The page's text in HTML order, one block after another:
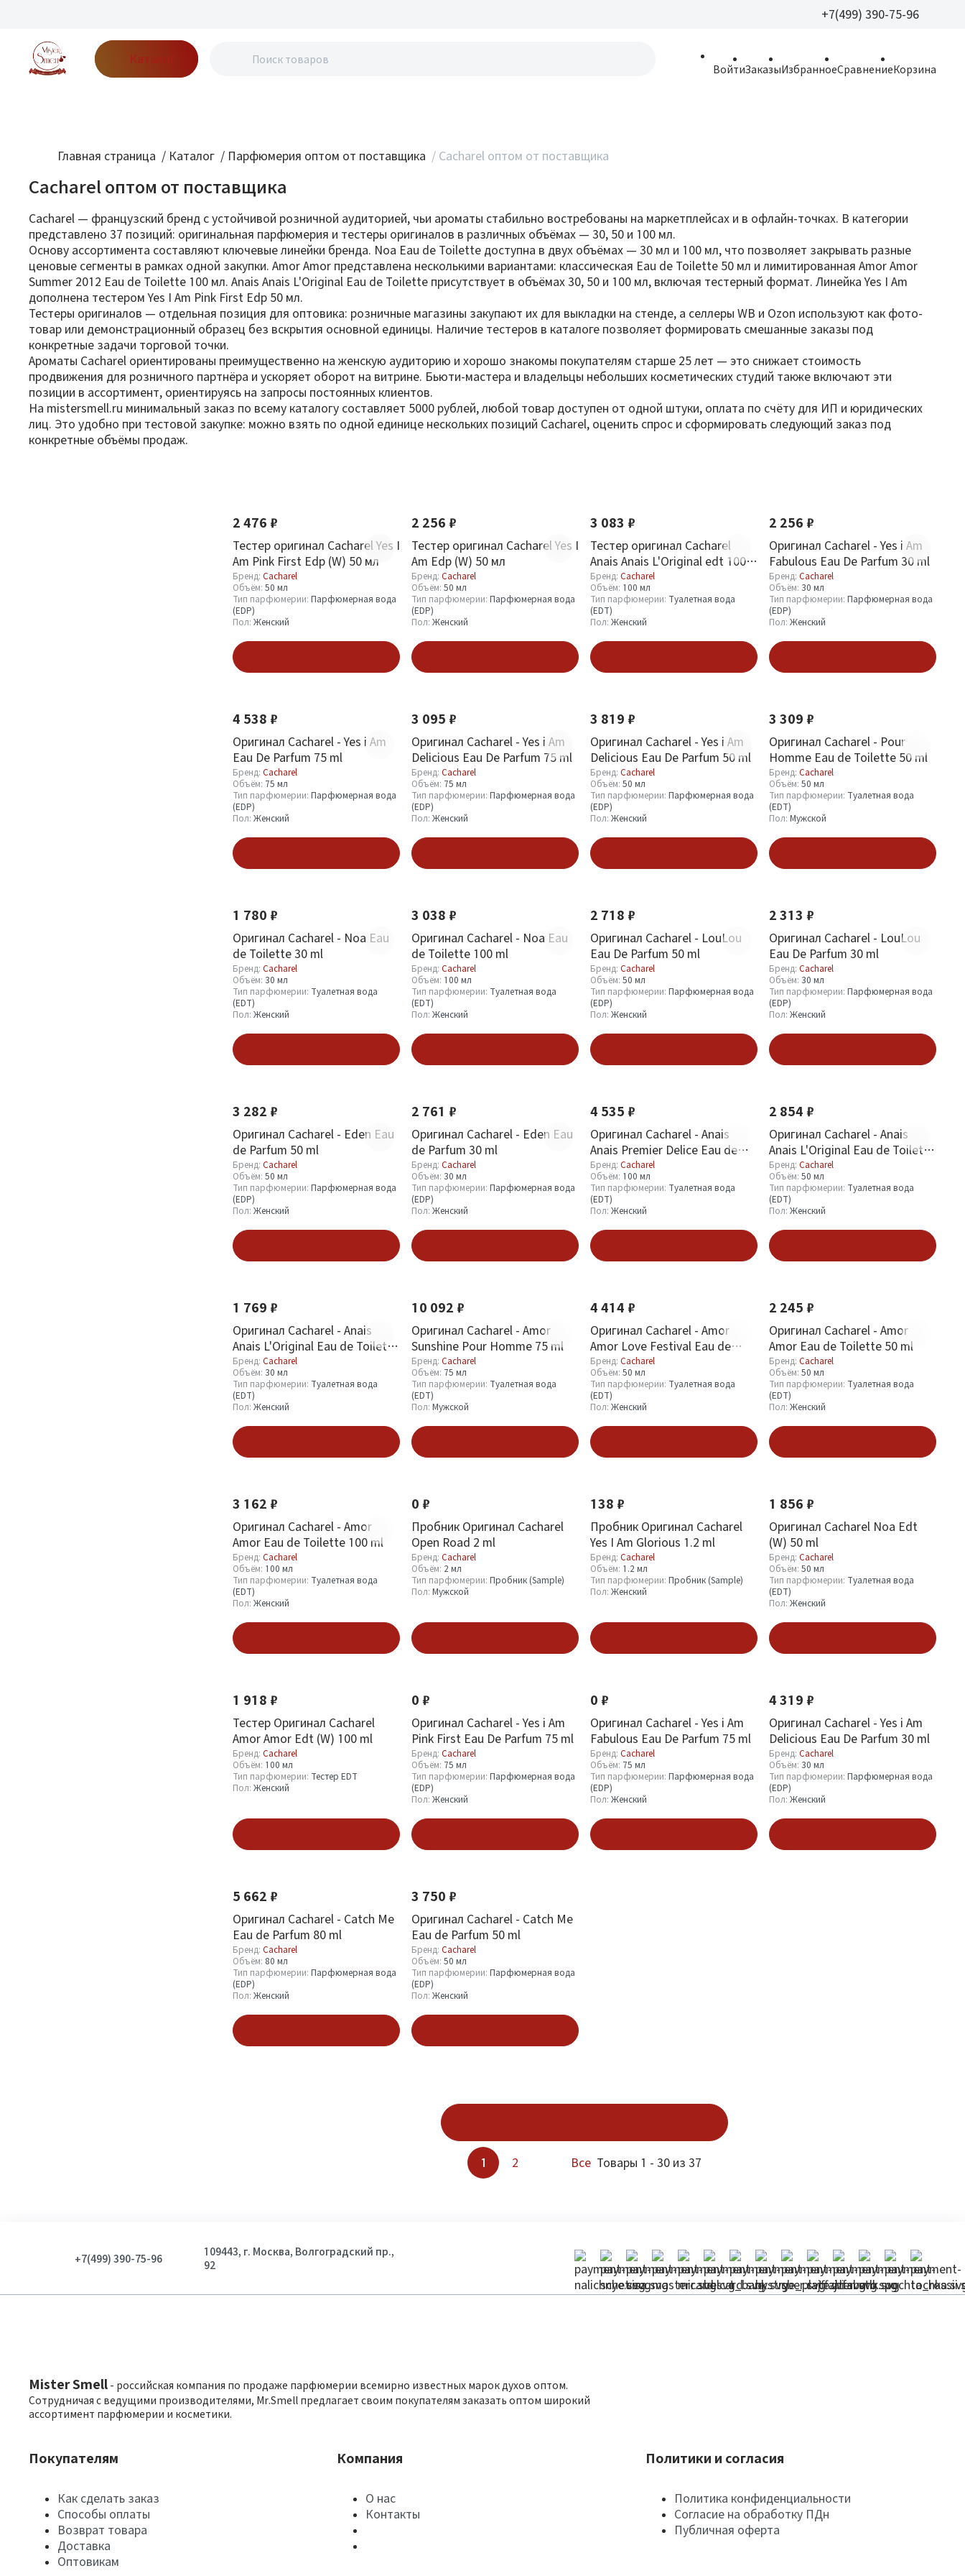
+7(499) 390-75-96
Каталог
ВойтиЗаказыИзбранноеСравнениеКорзина
Главная страница / Каталог / Парфюмерия оптом от поставщика / Cacharel оптом от поставщика
Cacharel оптом от поставщика
Cacharel — французский бренд с устойчивой розничной аудиторией, чьи ароматы стабильно востребованы на маркетплейсах и в офлайн-точках. В категории
представлено 37 позиций: оригинальная парфюмерия и тестеры оригиналов в различных объёмах — 30, 50 и 100 мл.
Основу ассортимента составляют ключевые линейки бренда. Noa Eau de Toilette доступна в двух объёмах — 30 мл и 100 мл, что позволяет закрывать разные
ценовые сегменты в рамках одной закупки. Amor Amor представлена несколькими вариантами: классическая Eau de Toilette 50 мл и лимитированная Amor Amor
Summer 2012 Eau de Toilette 100 мл. Anais Anais L'Original Eau de Toilette присутствует в объёмах 30, 50 и 100 мл, включая тестерный формат. Линейка Yes I Am
дополнена тестером Yes I Am Pink First Edp 50 мл.
Тестеры оригиналов — отдельная позиция для оптовика: розничные магазины закупают их для выкладки на стенде, а селлеры WB и Ozon используют как фото-
товар или демонстрационный образец без вскрытия основной единицы. Наличие тестеров в каталоге позволяет формировать смешанные заказы под
конкретные задачи торговой точки.
Ароматы Cacharel ориентированы преимущественно на женскую аудиторию и хорошо знакомы покупателям старше 25 лет — это снижает стоимость
продвижения для розничного партнёра и ускоряет оборот на витрине. Бьюти-мастера и владельцы небольших косметических студий также включают эти
позиции в ассортимент, ориентируясь на запросы постоянных клиентов.
На mistersmell.ru минимальный заказ по всему каталогу составляет 5000 рублей, любой товар доступен от одной штуки, оплата по счёту для ИП и юридических
лиц. Это удобно при тестовой закупке: можно взять по одной единице нескольких позиций Cacharel, оценить спрос и сформировать следующий заказ под
конкретные объёмы продаж.
2 476 ₽
Тестер оригинал Cacharel Yes I
Am Pink First Edp (W) 50 мл
Бренд: Cacharel
Объём: 50 мл
Тип парфюмерии: Парфюмерная вода
(EDP)
Пол: Женский
2 256 ₽
Тестер оригинал Cacharel Yes I
Am Edp (W) 50 мл
Бренд: Cacharel
Объём: 50 мл
Тип парфюмерии: Парфюмерная вода
(EDP)
Пол: Женский
3 083 ₽
Тестер оригинал Cacharel
Anais Anais L'Original edt 100
мл
Бренд: Cacharel
Объём: 100 мл
Тип парфюмерии: Туалетная вода
(EDT)
Пол: Женский
2 256 ₽
Оригинал Cacharel - Yes i Am
Fabulous Eau De Parfum 30 ml
Бренд: Cacharel
Объём: 30 мл
Тип парфюмерии: Парфюмерная вода
(EDP)
Пол: Женский
4 538 ₽
Оригинал Cacharel - Yes i Am
Eau De Parfum 75 ml
Бренд: Cacharel
Объём: 75 мл
Тип парфюмерии: Парфюмерная вода
(EDP)
Пол: Женский
3 095 ₽
Оригинал Cacharel - Yes i Am
Delicious Eau De Parfum 75 ml
Бренд: Cacharel
Объём: 75 мл
Тип парфюмерии: Парфюмерная вода
(EDP)
Пол: Женский
3 819 ₽
Оригинал Cacharel - Yes i Am
Delicious Eau De Parfum 50 ml
Бренд: Cacharel
Объём: 50 мл
Тип парфюмерии: Парфюмерная вода
(EDP)
Пол: Женский
3 309 ₽
Оригинал Cacharel - Pour
Homme Eau de Toilette 50 ml
Бренд: Cacharel
Объём: 50 мл
Тип парфюмерии: Туалетная вода
(EDT)
Пол: Мужской
1 780 ₽
Оригинал Cacharel - Noa Eau
de Toilette 30 ml
Бренд: Cacharel
Объём: 30 мл
Тип парфюмерии: Туалетная вода
(EDT)
Пол: Женский
3 038 ₽
Оригинал Cacharel - Noa Eau
de Toilette 100 ml
Бренд: Cacharel
Объём: 100 мл
Тип парфюмерии: Туалетная вода
(EDT)
Пол: Женский
2 718 ₽
Оригинал Cacharel - LouLou
Eau De Parfum 50 ml
Бренд: Cacharel
Объём: 50 мл
Тип парфюмерии: Парфюмерная вода
(EDP)
Пол: Женский
2 313 ₽
Оригинал Cacharel - LouLou
Eau De Parfum 30 ml
Бренд: Cacharel
Объём: 30 мл
Тип парфюмерии: Парфюмерная вода
(EDP)
Пол: Женский
3 282 ₽
Оригинал Cacharel - Eden Eau
de Parfum 50 ml
Бренд: Cacharel
Объём: 50 мл
Тип парфюмерии: Парфюмерная вода
(EDP)
Пол: Женский
2 761 ₽
Оригинал Cacharel - Eden Eau
de Parfum 30 ml
Бренд: Cacharel
Объём: 30 мл
Тип парфюмерии: Парфюмерная вода
(EDP)
Пол: Женский
4 535 ₽
Оригинал Cacharel - Anais
Anais Premier Delice Eau de
Toilette 100 ml
Бренд: Cacharel
Объём: 100 мл
Тип парфюмерии: Туалетная вода
(EDT)
Пол: Женский
2 854 ₽
Оригинал Cacharel - Anais
Anais L'Original Eau de Toilette
50 ml
Бренд: Cacharel
Объём: 50 мл
Тип парфюмерии: Туалетная вода
(EDT)
Пол: Женский
1 769 ₽
Оригинал Cacharel - Anais
Anais L'Original Eau de Toilette
30 ml
Бренд: Cacharel
Объём: 30 мл
Тип парфюмерии: Туалетная вода
(EDT)
Пол: Женский
10 092 ₽
Оригинал Cacharel - Amor
Sunshine Pour Homme 75 ml
Бренд: Cacharel
Объём: 75 мл
Тип парфюмерии: Туалетная вода
(EDT)
Пол: Мужской
4 414 ₽
Оригинал Cacharel - Amor
Amor Love Festival Eau de
Toilette 50 ml
Бренд: Cacharel
Объём: 50 мл
Тип парфюмерии: Туалетная вода
(EDT)
Пол: Женский
2 245 ₽
Оригинал Cacharel - Amor
Amor Eau de Toilette 50 ml
Бренд: Cacharel
Объём: 50 мл
Тип парфюмерии: Туалетная вода
(EDT)
Пол: Женский
3 162 ₽
Оригинал Cacharel - Amor
Amor Eau de Toilette 100 ml
Бренд: Cacharel
Объём: 100 мл
Тип парфюмерии: Туалетная вода
(EDT)
Пол: Женский
0 ₽
Пробник Оригинал Cacharel
Open Road 2 ml
Бренд: Cacharel
Объём: 2 мл
Тип парфюмерии: Пробник (Sample)
Пол: Мужской
138 ₽
Пробник Оригинал Cacharel
Yes I Am Glorious 1.2 ml
Бренд: Cacharel
Объём: 1.2 мл
Тип парфюмерии: Пробник (Sample)
Пол: Женский
1 856 ₽
Оригинал Cacharel Noa Edt
(W) 50 ml
Бренд: Cacharel
Объём: 50 мл
Тип парфюмерии: Туалетная вода
(EDT)
Пол: Женский
1 918 ₽
Тестер Оригинал Cacharel
Amor Amor Edt (W) 100 ml
Бренд: Cacharel
Объём: 100 мл
Тип парфюмерии: Тестер EDT
Пол: Женский
0 ₽
Оригинал Cacharel - Yes i Am
Pink First Eau De Parfum 75 ml
Бренд: Cacharel
Объём: 75 мл
Тип парфюмерии: Парфюмерная вода
(EDP)
Пол: Женский
0 ₽
Оригинал Cacharel - Yes i Am
Fabulous Eau De Parfum 75 ml
Бренд: Cacharel
Объём: 75 мл
Тип парфюмерии: Парфюмерная вода
(EDP)
Пол: Женский
4 319 ₽
Оригинал Cacharel - Yes i Am
Delicious Eau De Parfum 30 ml
Бренд: Cacharel
Объём: 30 мл
Тип парфюмерии: Парфюмерная вода
(EDP)
Пол: Женский
5 662 ₽
Оригинал Cacharel - Catch Me
Eau de Parfum 80 ml
Бренд: Cacharel
Объём: 80 мл
Тип парфюмерии: Парфюмерная вода
(EDP)
Пол: Женский
3 750 ₽
Оригинал Cacharel - Catch Me
Eau de Parfum 50 ml
Бренд: Cacharel
Объём: 50 мл
Тип парфюмерии: Парфюмерная вода
(EDP)
Пол: Женский
1 2 Все Товары 1 - 30 из 37
+7(499) 390-75-96
109443, г. Москва, Волгоградский пр.,
92
Mister Smell - российская компания по продаже парфюмерии всемирно известных марок духов оптом.
Сотрудничая с ведущими производителями, Mr.Smell предлагает своим покупателям заказать оптом широкий
ассортимент парфюмерии и косметики.
Покупателям
Как сделать заказ
Способы оплаты
Возврат товара
Доставка
Оптовикам
Компания
О нас
Контакты
Политики и согласия
Политика конфиденциальности
Согласие на обработку ПДн
Публичная оферта